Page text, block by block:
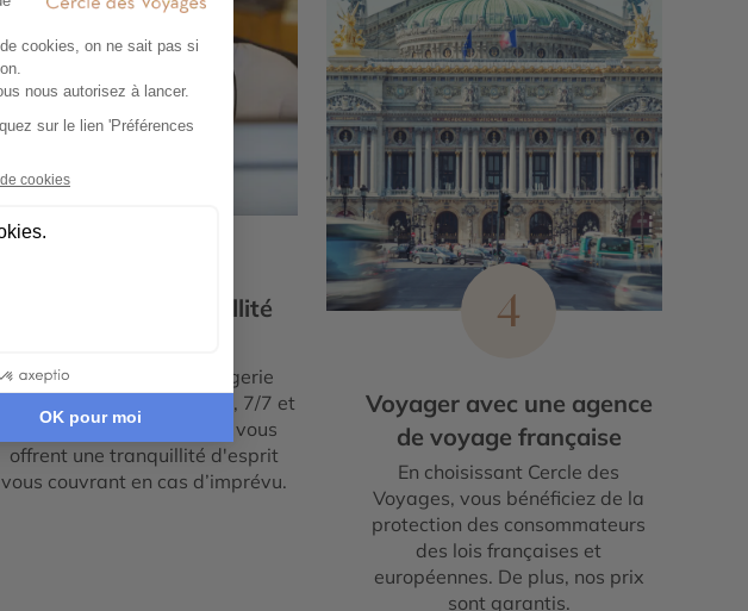
Garantie et tranquillité
Notre service de conciergerie
francophone est disponible, 7/7 et
nos assurances Premium vous
offrent une tranquillité d'esprit
vous couvrant en cas d’imprévu.
4
Voyager avec une agence
de voyage française
En choisissant Cercle des
Voyages, vous bénéficiez de la
protection des consommateurs
des lois françaises et
européennes. De plus, nos prix
sont garantis.